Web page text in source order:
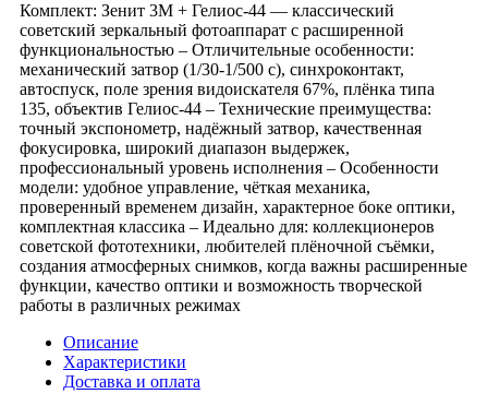
Комплект: Зенит 3М + Гелиос-44 — классический
советский зеркальный фотоаппарат с расширенной
функциональностью – Отличительные особенности:
механический затвор (1/30-1/500 с), синхроконтакт,
автоспуск, поле зрения видоискателя 67%, плёнка типа
135, объектив Гелиос-44 – Технические преимущества:
точный экспонометр, надёжный затвор, качественная
фокусировка, широкий диапазон выдержек,
профессиональный уровень исполнения – Особенности
модели: удобное управление, чёткая механика,
проверенный временем дизайн, характерное боке оптики,
комплектная классика – Идеально для: коллекционеров
советской фототехники, любителей плёночной съёмки,
создания атмосферных снимков, когда важны расширенные
функции, качество оптики и возможность творческой
работы в различных режимах
Описание
Характеристики
Доставка и оплата